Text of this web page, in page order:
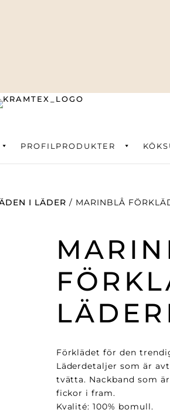
PROFILPRODUKTER
I LÄDER / MARINBLÅ
Förklädet för den
Läderdetaljer som är
tvätta. Nackband som
fickor i fram.
Kvalité: 100% bomull.